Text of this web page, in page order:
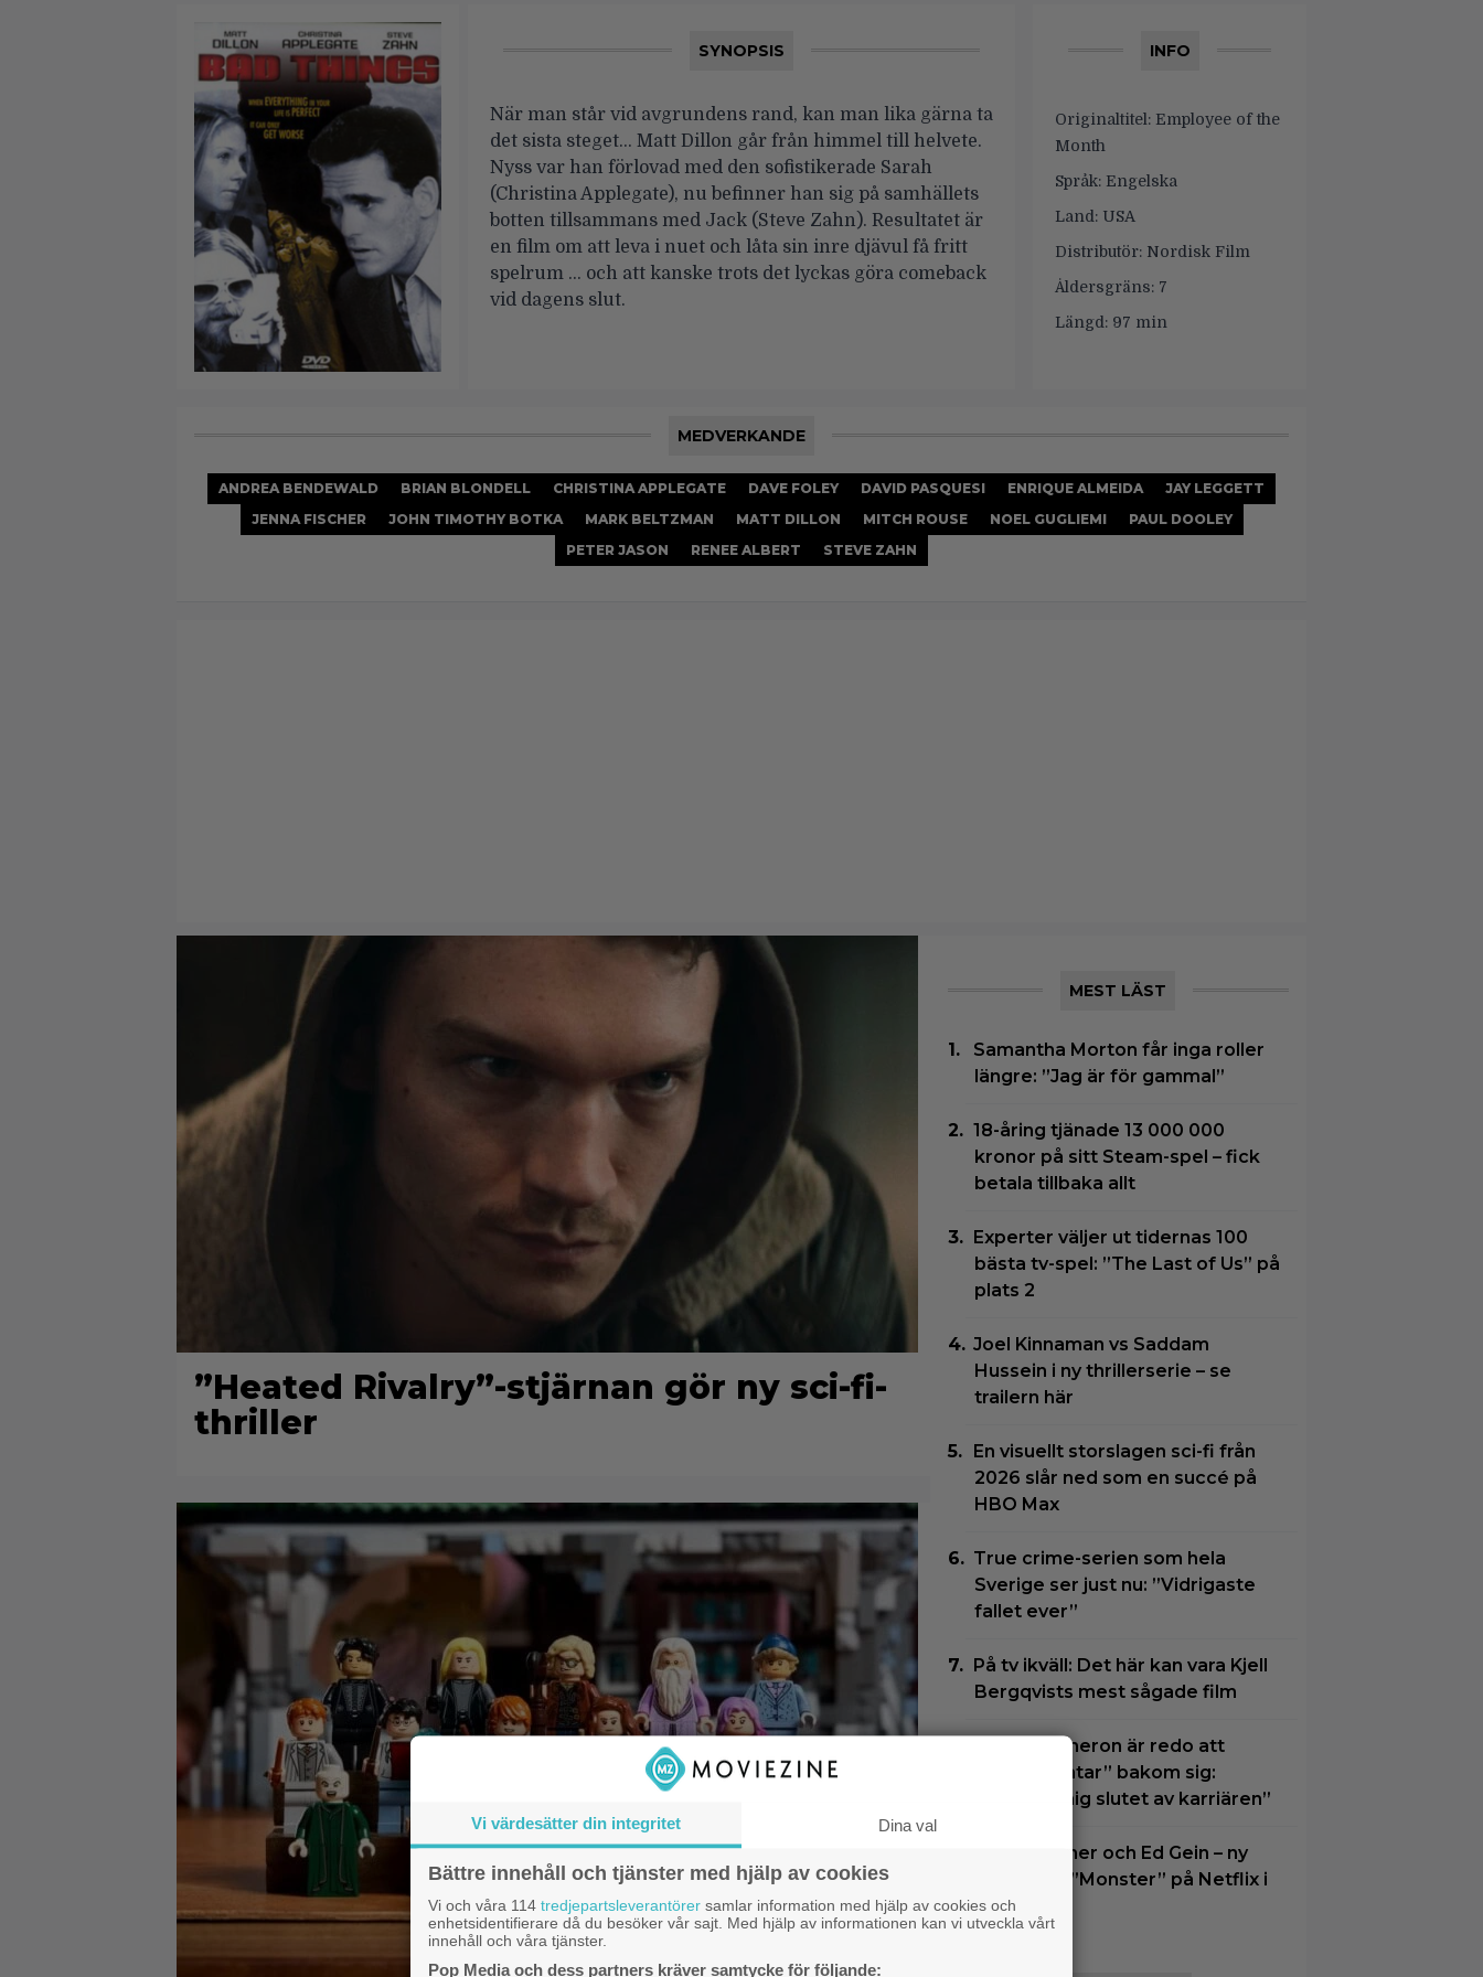
SYNOPSIS
När man står vid avgrundens rand, kan man lika gärna ta
det sista steget… Matt Dillon går från himmel till helvete.
Nyss var han förlovad med den sofistikerade Sarah
(Christina Applegate), nu befinner han sig på samhällets
botten tillsammans med Jack (Steve Zahn). Resultatet är
en film om att leva i nuet och låta sin inre djävul få fritt
spelrum … och att kanske trots det lyckas göra comeback
vid dagens slut.
INFO
Originaltitel: Employee of the
Month
Språk: Engelska
Land: USA
Distributör: Nordisk Film
Åldersgräns: 7
Längd: 97 min
MEDVERKANDE
ANDREA BENDEWALD BRIAN BLONDELL CHRISTINA APPLEGATE DAVE FOLEY DAVID PASQUESI ENRIQUE ALMEIDA
JAY LEGGETT
JENNA FISCHER
JOHN TIMOTHY BOTKA MARK BELTZMAN MATT DILLON MITCH ROUSE NOEL GUGLIEMI
PAUL DOOLEY
PETER JASON
RENEE ALBERT STEVE ZAHN
”Heated Rivalry”-stjärnan gör ny sci-fi-
thriller
MEST LÄST
Samantha Morton får inga roller
längre: ”Jag är för gammal”
18-åring tjänade 13 000 000
kronor på sitt Steam-spel – fick
betala tillbaka allt
Experter väljer ut tidernas 100
bästa tv-spel: ”The Last of Us” på
plats 2
Joel Kinnaman vs Saddam
Hussein i ny thrillerserie – se
trailern här
En visuellt storslagen sci-fi från
2026 slår ned som en succé på
HBO Max
True crime-serien som hela
Sverige ser just nu: ”Vidrigaste
fallet ever”
På tv ikväll: Det här kan vara Kjell
Bergqvists mest sågade film
James Cameron är redo att
lämna ”Avatar” bakom sig:
”Närmar mig slutet av karriären”
Efter Dahmer och Ed Gein – ny
säsong av ”Monster” på Netflix i
höst
Vi värdesätter din integritet Dina val
Bättre innehåll och tjänster med hjälp av cookies
Vi och våra 114 tredjepartsleverantörer samlar information med hjälp av cookies och
enhetsidentifierare då du besöker vår sajt. Med hjälp av informationen kan vi utveckla vårt
innehåll och våra tjänster.
Pop Media och dess partners kräver samtycke för följande: